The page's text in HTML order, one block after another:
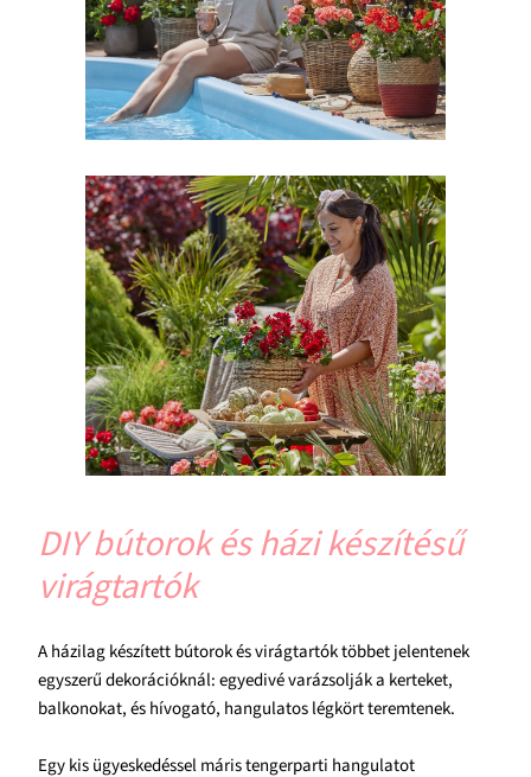
DIY bútorok és házi készítésű
virágtartók
A házilag készített bútorok és virágtartók többet jelentenek
egyszerű dekorációknál: egyedivé varázsolják a kerteket,
balkonokat, és hívogató, hangulatos légkört teremtenek.
Egy kis ügyeskedéssel máris tengerparti hangulatot